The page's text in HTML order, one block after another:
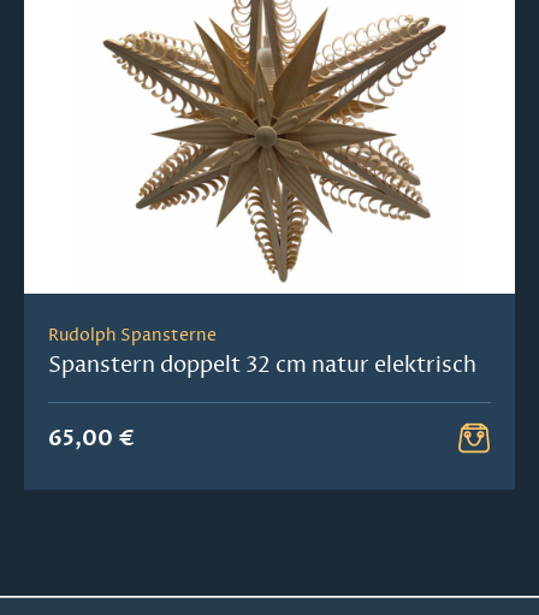
Rudolph Spansterne
Spanstern doppelt 32 cm natur elektrisch
65,00 €